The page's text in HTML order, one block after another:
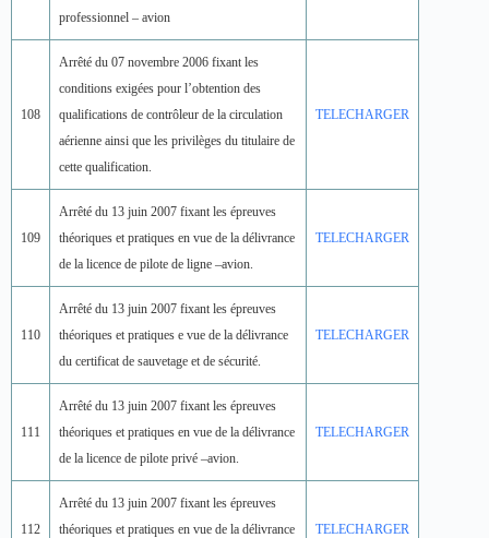
professionnel – avion
108
Arrêté du 07 novembre 2006 fixant les
conditions exigées pour l’obtention des
qualifications de contrôleur de la circulation
aérienne ainsi que les privilèges du titulaire de
cette qualification.
TELECHARGER
109
Arrêté du 13 juin 2007 fixant les épreuves
théoriques et pratiques en vue de la délivrance
de la licence de pilote de ligne –avion.
TELECHARGER
110
Arrêté du 13 juin 2007 fixant les épreuves
théoriques et pratiques e vue de la délivrance
du certificat de sauvetage et de sécurité.
TELECHARGER
111
Arrêté du 13 juin 2007 fixant les épreuves
théoriques et pratiques en vue de la délivrance
de la licence de pilote privé –avion.
TELECHARGER
112
Arrêté du 13 juin 2007 fixant les épreuves
théoriques et pratiques en vue de la délivrance
TELECHARGER